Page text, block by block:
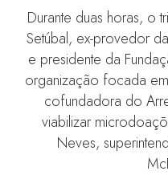
Durante duas horas, o
Setúbal, ex-provedor
e presidente da
organização focada em
cofundadora do
viabilizar
Neves,